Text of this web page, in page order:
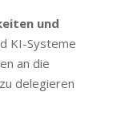
und
KI-Systeme
an die
delegieren